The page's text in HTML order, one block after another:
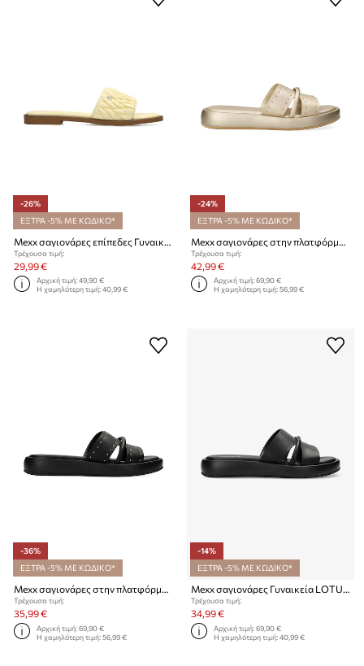
-26%
ΕΞΤΡΑ -5% ΜΕ ΚΩΔΙΚΟ*
Τρέχουσα τιμή:
29,99 €
Αρχική τιμή:49,90 €
Η χαμηλότερη τιμή:40,99 €
-24%
ΕΞΤΡΑ -5% ΜΕ ΚΩΔΙΚΟ*
Τρέχουσα τιμή:
42,99 €
Αρχική τιμή:69,90 €
Η χαμηλότερη τιμή:56,99 €
-36%
ΕΞΤΡΑ -5% ΜΕ ΚΩΔΙΚΟ*
Mexx σαγιονάρες στην πλατφόρμα Γυναικείες LOTUS II PACHA Sandal
Τρέχουσα τιμή:
35,99 €
Αρχική τιμή:69,90 €
Η χαμηλότερη τιμή:56,99 €
-14%
ΕΞΤΡΑ -5% ΜΕ ΚΩΔΙΚΟ*
Mexx σαγιονάρες Γυναικεία LOTUS II PACHA
Τρέχουσα τιμή:
34,99 €
Αρχική τιμή:69,90 €
Η χαμηλότερη τιμή:40,99 €